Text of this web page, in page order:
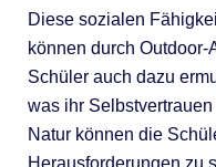
Diese sozialen
können durch
Schüler auch dazu
was ihr
Natur können die
Herausforderungen zu